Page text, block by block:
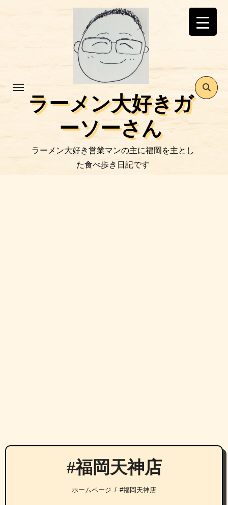
ラーメン大好きガ
ーソーさん
ラーメン大好き営業マンの主に福岡を主とし
た食べ歩き日記です
#福岡天神店
ホームページ #福岡天神店